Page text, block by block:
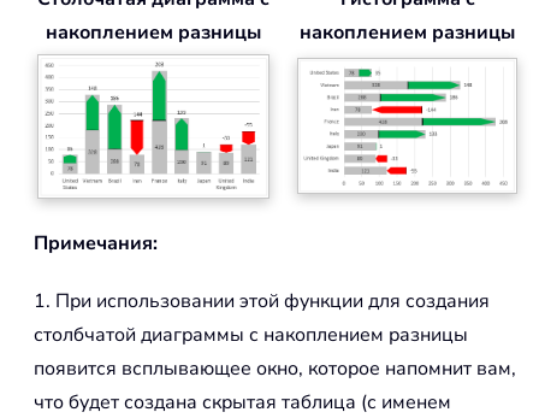
накоплением разницы
накоплением разницы
Примечания:
1. При использовании этой функции для создания
столбчатой диаграммы с накоплением разницы
появится всплывающее окно, которое напомнит вам,
что будет создана скрытая таблица (с именем